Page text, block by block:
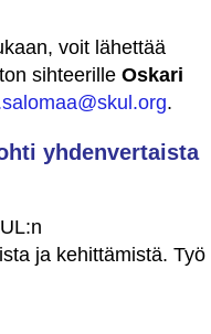
voit lähettää
sihteerille Oskari
.
yhdenvertaista
ja kehittämistä. Työ